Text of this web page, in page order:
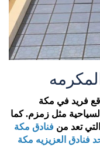
فريد في مكة
مثل زمزم. كما
تعد من فنادق مكة
فنادق العزيزيه مكة